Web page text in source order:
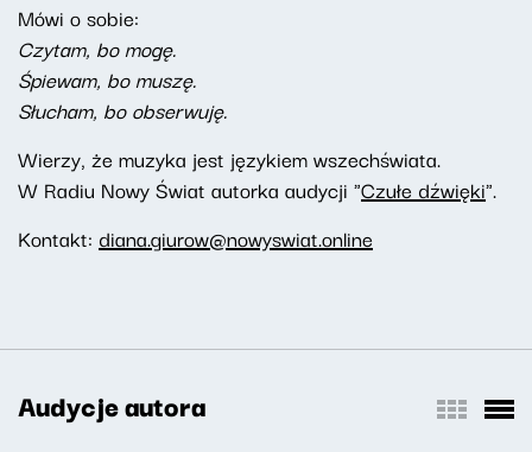
Mówi o sobie:
Czytam, bo mogę.
Śpiewam, bo muszę.
Słucham, bo obserwuję.
Wierzy, że muzyka jest językiem wszechświata.
W Radiu Nowy Świat autorka audycji "Czułe dźwięki".
Kontakt: diana.giurow@nowyswiat.online
Audycje autora